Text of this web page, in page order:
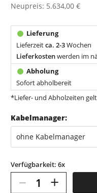
Neupreis: 5.634,00 €
Lieferzeitca. 2-3Wochen
Lieferkostenwerden im
Sofort abholbereit
*Liefer- und Abholzeiten
Kabelmanager:
Verfügbarkeit: 6x
– +